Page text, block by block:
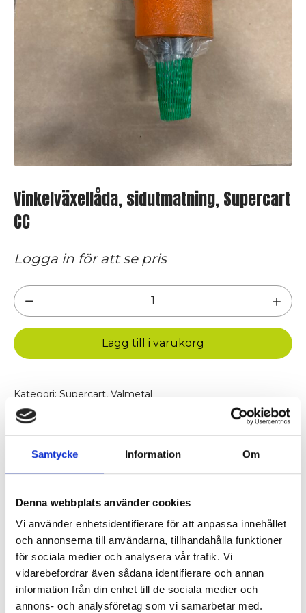
Samtycke Information Om
Denna webbplats använder cookies
Vi använder enhetsidentifierare för att anpassa innehållet
och annonserna till användarna, tillhandahålla funktioner
för sociala medier och analysera vår trafik. Vi
vidarebefordrar även sådana identifierare och annan
information från din enhet till de sociala medier och
annons- och analysföretag som vi samarbetar med.
Vinkelväxellåda, sidutmatning, Supercart
CC
Logga in för att se pris
Vinkelväxellåda,
sidutmatning,
Supercart
CC
Lägg till i varukorg
Kategori: Supercart, Valmetal
Varumärke:
Beskrivning
Passar Supercart med sidoutmatning åt båda sidor.
Ytterligare information
OEM Nr. 04A34-0110